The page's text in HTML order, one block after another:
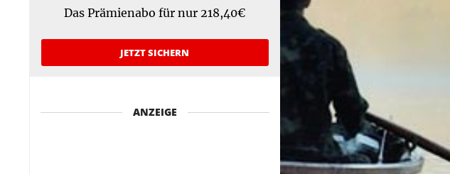
Das Prämienabo für nur 218,40€
JETZT SICHERN
ANZEIGE